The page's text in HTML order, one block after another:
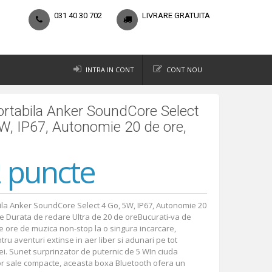
031 40 30 702 LIVRARE GRATUITA
INTRA IN CONT CONT NOU
Anker SoundCore Select
IP67, Autonomie 20 de ore,
puncte
Anker SoundCore Select 4 Go, 5W, IP67, Autonomie 20
Durata de redare Ultra de 20 de oreBucurati-va de
ore de muzica non-stop la o singura incarcare,
aventuri extinse in aer liber si adunari pe tot
Sunet surprinzator de puternic de 5 WIn ciuda
sale compacte, aceasta boxa Bluetooth ofera un